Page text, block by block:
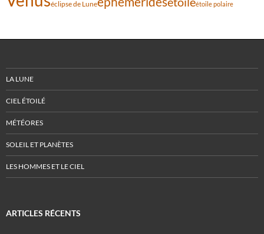
éclipse de Lune étoile polaire
LA LUNE
CIEL ÉTOILÉ
MÉTÉORES
SOLEIL ET PLANÈTES
LES HOMMES ET LE CIEL
ARTICLES RÉCENTS